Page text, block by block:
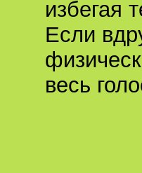
избегая
Если
весь